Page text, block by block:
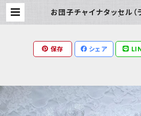
お団子チャイナタッセル（
保存 シェア